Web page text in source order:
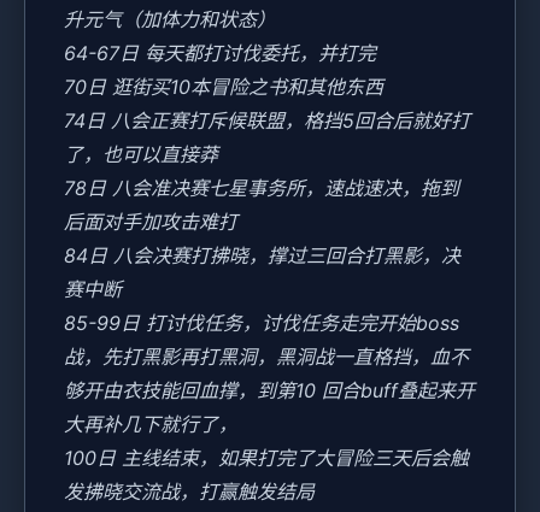
升元气（加体力和状态）
64-67日 每天都打讨伐委托，并打完
70日 逛街买10本冒险之书和其他东西
74日 八会正赛打斥候联盟，格挡5回合后就好打
了，也可以直接莽
78日 八会准决赛七星事务所，速战速决，拖到
后面对手加攻击难打
84日 八会决赛打拂晓，撑过三回合打黑影，决
赛中断
85-99日 打讨伐任务，讨伐任务走完开始boss
战，先打黑影再打黑洞，黑洞战一直格挡，血不
够开由衣技能回血撑，到第10 回合buff叠起来开
大再补几下就行了，
100日 主线结束，如果打完了大冒险三天后会触
发拂晓交流战，打赢触发结局